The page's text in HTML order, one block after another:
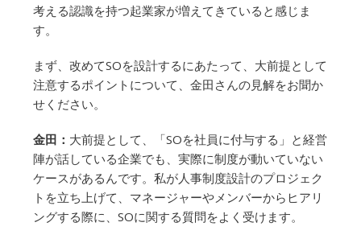
考える認識を持つ起業家が増えてきていると感じま
す。
まず、改めてSOを設計するにあたって、大前提として
注意するポイントについて、金田さんの見解をお聞か
せください。
金田： 大前提として、「SOを社員に付与する」と経営
陣が話している企業でも、実際に制度が動いていない
ケースがあるんです。私が人事制度設計のプロジェク
トを立ち上げて、マネージャーやメンバーからヒアリ
ングする際に、SOに関する質問をよく受けます。